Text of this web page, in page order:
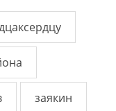
заякин